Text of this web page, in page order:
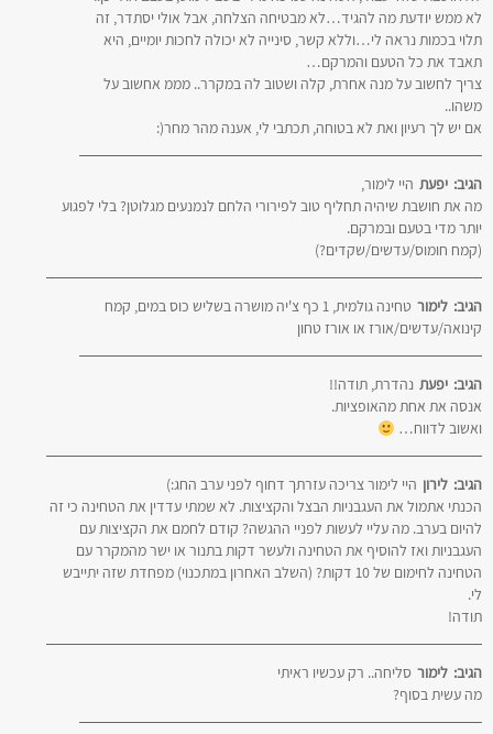
לא ממש יודעת מה להגיד…לא מבטיחה הצלחה, אבל אולי יסתדר, זה
תלוי בכמות נראה לי…וללא קשר, סינייה לא יכולה לחכות יומיים, היא
תאבד את כל הטעם והמרקם…
צריך לחשוב על מנה אחרת, קלה ושטוב לה במקרר.. מממ אחשוב על
משהו..
אם יש לך רעיון ואת לא בטוחה, תכתבי לי, אענה מהר מחר(:
יפעת הגיב:
היי לימור,
מה את חושבת שיהיה תחליף טוב לפירורי הלחם לנמנעים מגלוטן? בלי לפגוע
יותר מדי בטעם ובמרקם.
(קמח חומוס/עדשים/שקדים?)
לימור הגיב:
טחינה גולמית, 1 כף צ'יה מושרה בשליש כוס במים, קמח
קינואה/עדשים/אורז או אורז טחון
יפעת הגיב:
נהדרת, תודה!!
אנסה את אחת מהאופציות.
ואשוב לדווח…
לירון הגיב:
היי לימור צריכה עזרתך דחוף לפני ערב החג:)
הכנתי אתמול את העגבניות הבצל והקציצות. לא שמתי עדדין את הטחינה כי זה
להיום בערב. מה עליי לעשות לפניי ההגשה? קודם לחמם את הקציצות עם
העגבניות ואז להוסיף את הטחינה ולעשר דקות בתנור או ישר מהמקרר עם
הטחינה לחימום של 10 דקות? (השלב האחרון במתכנוי) מפחדת שזה יתייבש
לי.
תודה!
לימור הגיב:
סליחה.. רק עכשיו ראיתי
מה עשית בסוף?